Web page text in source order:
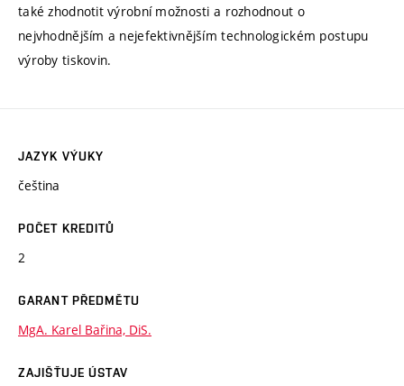
také zhodnotit výrobní možnosti a rozhodnout o
nejvhodnějším a nejefektivnějším technologickém postupu
výroby tiskovin.
JAZYK VÝUKY
čeština
POČET KREDITŮ
2
GARANT PŘEDMĚTU
MgA. Karel Bařina, DiS.
ZAJIŠŤUJE ÚSTAV